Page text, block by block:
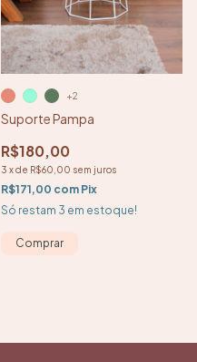
Suporte Pampa
R$180,00
3 xde R$60,00 sem juros
R$171,00 com Pix
Só restam 3 em estoque!
+2
Comprar